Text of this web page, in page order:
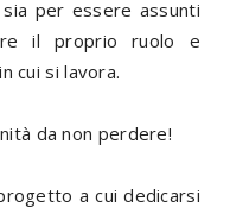
per essere assunti
il proprio ruolo e
cui si lavora.
da non perdere!
a cui dedicarsi